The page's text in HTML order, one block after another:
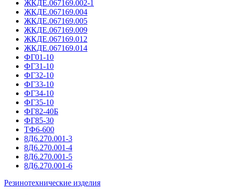
ЖКДЕ.067169.002-1
ЖКДЕ.067169.004
ЖКДЕ.067169.005
ЖКДЕ.067169.009
ЖКДЕ.067169.012
ЖКДЕ.067169.014
ФГ01-10
ФГ31-10
ФГ32-10
ФГ33-10
ФГ34-10
ФГ35-10
ФГ82-40Б
ФГ85-30
ТФ6-600
8Д6.270.001-3
8Д6.270.001-4
8Д6.270.001-5
8Д6.270.001-6
Резинотехнические изделия